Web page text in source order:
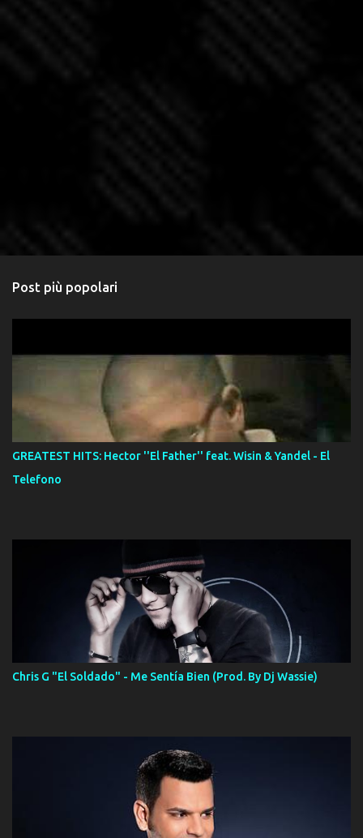
Post più popolari
GREATEST HITS: Hector ''El Father'' feat. Wisin & Yandel - El
Telefono
Chris G "El Soldado" - Me Sentía Bien (Prod. By Dj Wassie)